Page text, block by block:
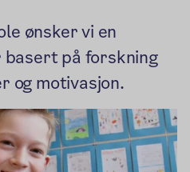
ønsker vi en
på forskning
og motivasjon.